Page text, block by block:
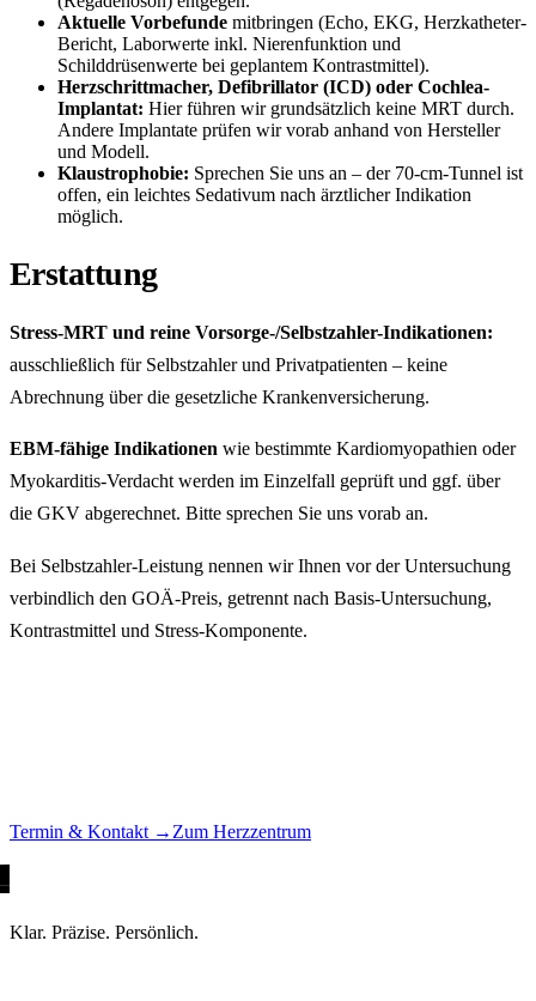
Aktuelle Vorbefunde mitbringen (Echo, EKG, Herzkatheter-
Bericht, Laborwerte inkl. Nierenfunktion und
Schilddrüsenwerte bei geplantem Kontrastmittel).
Herzschrittmacher, Defibrillator (ICD) oder Cochlea-
Implantat: Hier führen wir grundsätzlich keine MRT durch.
Andere Implantate prüfen wir vorab anhand von Hersteller
und Modell.
Klaustrophobie: Sprechen Sie uns an – der 70-cm-Tunnel ist
offen, ein leichtes Sedativum nach ärztlicher Indikation
möglich.
Erstattung
Stress-MRT und reine Vorsorge-/Selbstzahler-Indikationen:
ausschließlich für Selbstzahler und Privatpatienten – keine
Abrechnung über die gesetzliche Krankenversicherung.
EBM-fähige Indikationen wie bestimmte Kardiomyopathien oder
Myokarditis-Verdacht werden im Einzelfall geprüft und ggf. über
die GKV abgerechnet. Bitte sprechen Sie uns vorab an.
Bei Selbstzahler-Leistung nennen wir Ihnen vor der Untersuchung
verbindlich den GOÄ-Preis, getrennt nach Basis-Untersuchung,
Kontrastmittel und Stress-Komponente.
Termin & Kontakt → Zum Herzzentrum
Klar. Präzise. Persönlich.